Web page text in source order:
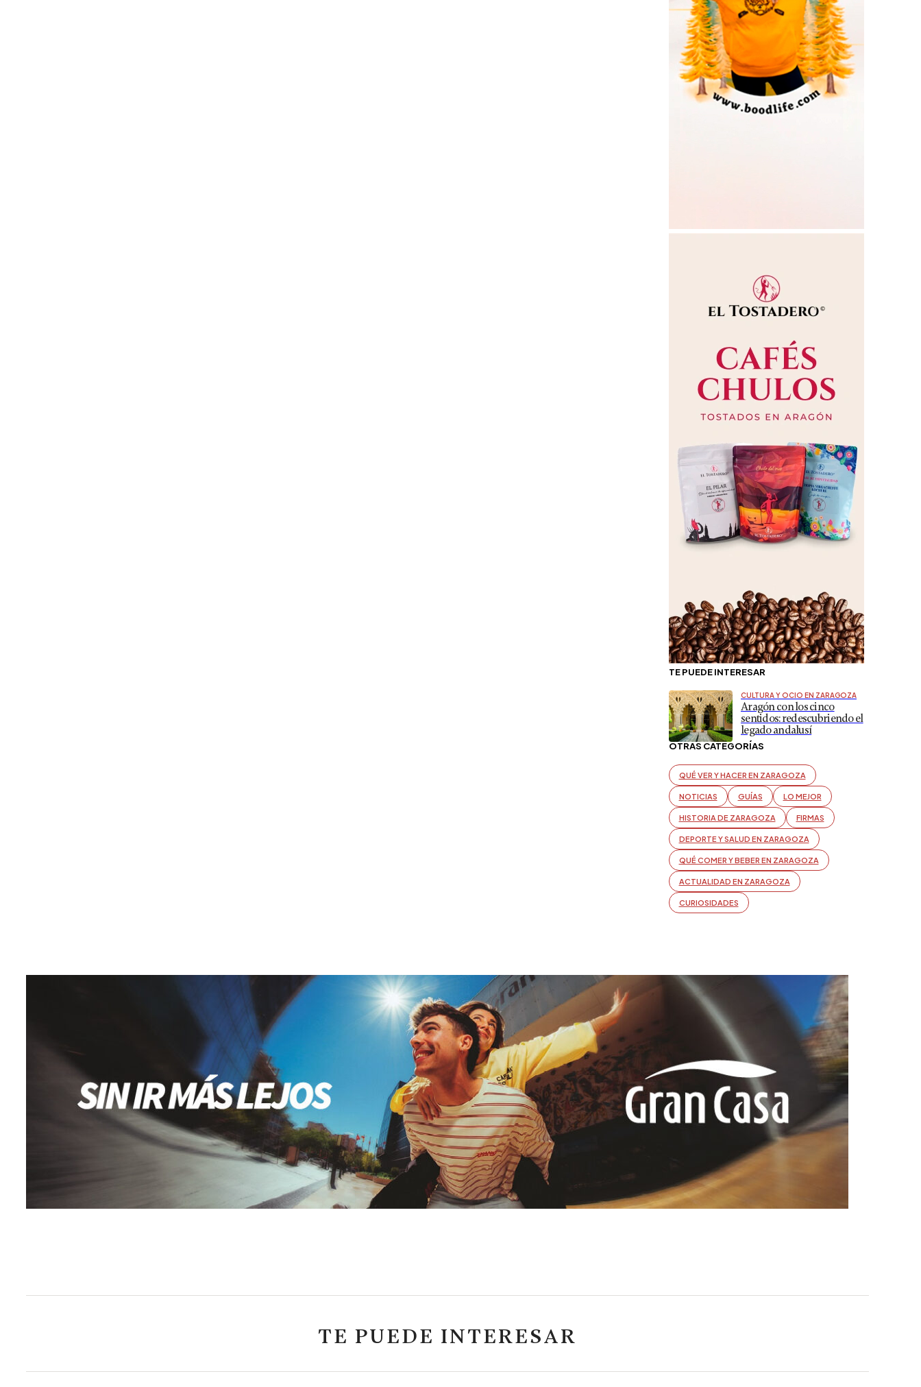
TE PUEDE INTERESAR
CULTURA Y OCIO EN ZARAGOZA
Aragón con los cinco
sentidos: redescubriendo el
legado andalusí
OTRAS CATEGORÍAS
QUÉ VER Y HACER EN ZARAGOZA
NOTICIAS GUÍAS LO MEJOR
HISTORIA DE ZARAGOZA FIRMAS
DEPORTE Y SALUD EN ZARAGOZA
QUÉ COMER Y BEBER EN ZARAGOZA
ACTUALIDAD EN ZARAGOZA
CURIOSIDADES
TE PUEDE INTERESAR